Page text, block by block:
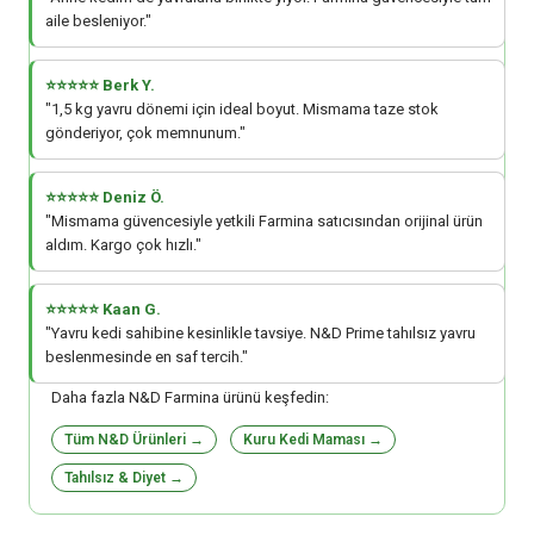
aile besleniyor."
⭐⭐⭐⭐⭐ Berk Y.
"1,5 kg yavru dönemi için ideal boyut. Mismama taze stok
gönderiyor, çok memnunum."
⭐⭐⭐⭐⭐ Deniz Ö.
"Mismama güvencesiyle yetkili Farmina satıcısından orijinal ürün
aldım. Kargo çok hızlı."
⭐⭐⭐⭐⭐ Kaan G.
"Yavru kedi sahibine kesinlikle tavsiye. N&D Prime tahılsız yavru
beslenmesinde en saf tercih."
Daha fazla N&D Farmina ürünü keşfedin:
Tüm N&D Ürünleri → Kuru Kedi Maması →
Tahılsız & Diyet →